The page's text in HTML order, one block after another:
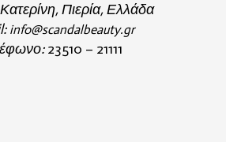
Πιερία, Ελλάδα
info@scandalbeauty.gr
23510 – 21111